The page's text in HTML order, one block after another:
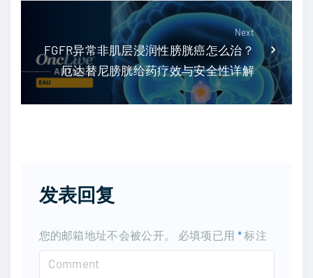
Next
FGFR异常非肌层浸润性膀胱癌怎么治？
厄达替尼膀胱给药疗效与安全性详解
发表回复
您的邮箱地址不会被公开。 必填项已用 *标注